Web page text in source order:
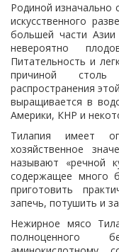
Родиной
искусственного
большей части
невероятно
Питательность и
причиной
распространения
выращивается в
Америки, КНР и
Тилапия имеет
хозяйственное
называют «речной
содержащее много
приготовить
запечь, потушить и
Нежирное мясо
полноценного